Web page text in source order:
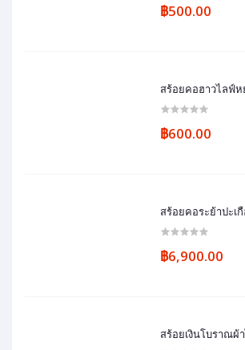
฿500.00
สร้อยคอฮาวไลฟ์
฿600.00
สร้อยคอระย้าปะเ
฿6,900.00
สร้อยเงินโบราณผ้